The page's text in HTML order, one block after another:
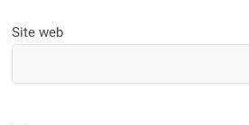
Site web